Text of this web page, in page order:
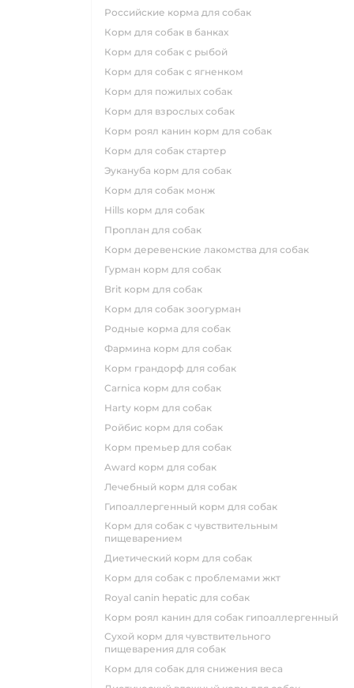
российские корма для собак
корм для собак в банках
корм для собак с рыбой
корм для собак с ягненком
корм для пожилых собак
корм для взрослых собак
корм роял канин корм для собак
корм для собак стартер
эукануба корм для собак
корм для собак монж
hills корм для собак
проплан для собак
корм деревенские лакомства для собак
гурман корм для собак
brit корм для собак
корм для собак зоогурман
родные корма для собак
фармина корм для собак
корм грандорф для собак
carnica корм для собак
harty корм для собак
ройбис корм для собак
корм премьер для собак
award корм для собак
лечебный корм для собак
гипоаллергенный корм для собак
корм для собак с чувствительным
пищеварением
диетический корм для собак
корм для собак с проблемами жкт
royal canin hepatic для собак
корм роял канин для собак гипоаллергенный
сухой корм для чувствительного
пищеварения для собак
корм для собак для снижения веса